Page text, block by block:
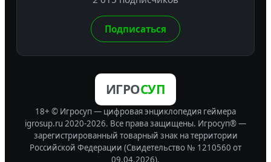
Подписаться
ИГРОСУП
18+ © Игросуп — цифровая энциклопедия геймера
igrosup.ru 2020-2026. Все права защищены. Игросуп® —
зарегистрированный товарный знак на территории
Российской Федерации (Свидетельство № 1210560 от